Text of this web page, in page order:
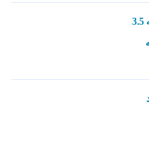
توقف فعالیت شرکت آزمایش/زیان انباشته 3.5